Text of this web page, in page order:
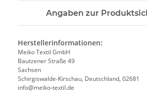
Angaben zur
Herstellerinformationen:
Meiko Textil GmbH
Bautzener Straße 49
Sachsen
Schirgiswalde-Kirschau, Deutschland, 02681
info@meiko-textil.de